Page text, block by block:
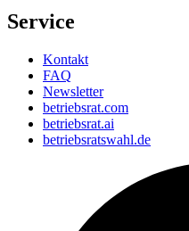
Service
Kontakt
FAQ
Newsletter
betriebsrat.com
betriebsrat.ai
betriebsratswahl.de